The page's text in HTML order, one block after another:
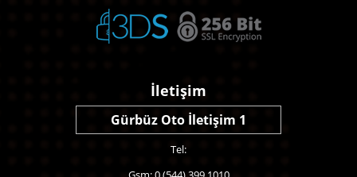
İletişim
Gürbüz Oto İletişim 1
Tel: